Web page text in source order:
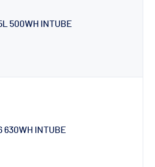
500WH INTUBE
630WH INTUBE